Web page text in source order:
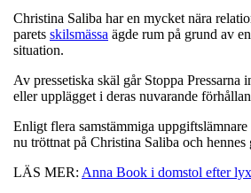
Christina Saliba har en mycket nära
parets skilsmässa ägde rum på grund av
situation.
Av pressetiska skäl går Stoppa Pressarna
eller upplägget i deras nuvarande
Enligt flera samstämmiga
nu tröttnat på Christina Saliba och hennes
LÄS MER: Anna Book i domstol efter